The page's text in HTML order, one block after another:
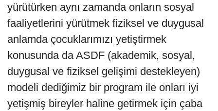
yürütürken aynı zamanda onların sosyal
faaliyetlerini yürütmek fiziksel ve duygusal
anlamda çocuklarımızı yetiştirmek
konusunda da ASDF (akademik, sosyal,
duygusal ve fiziksel gelişimi destekleyen)
modeli dediğimiz bir program ile onları iyi
yetişmiş bireyler haline getirmek için çaba